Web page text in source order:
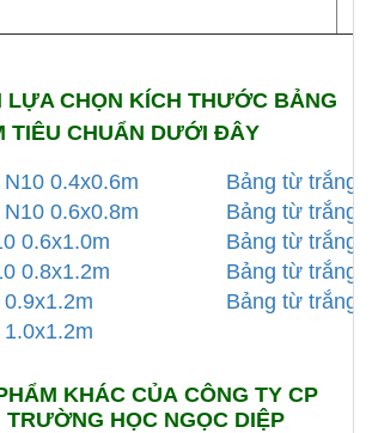
LỰA CHỌN KÍCH THƯỚC BẢNG
TIÊU CHUẨN DƯỚI ĐÂY
0.4x0.6m
Bảng từ trắng
0.6x0.8m
Bảng từ trắng
0.6x1.0m
Bảng từ trắng
0.8x1.2m
Bảng từ trắng
Bảng từ trắng
KHÁC CỦA CÔNG TY CP
TRƯỜNG HỌC NGỌC DIỆP